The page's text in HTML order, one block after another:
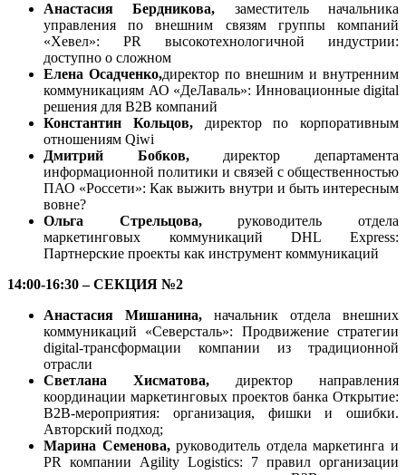
Анастасия Бердникова, заместитель начальника
управления по внешним связям группы компаний
«Хевел»: PR высокотехнологичной индустрии:
доступно о сложном
Елена Осадченко,директор по внешним и внутренним
коммуникациям АО «ДеЛаваль»: Инновационные digital
решения для В2В компаний
Константин Кольцов,директор по корпоративным
отношениям Qiwi
Дмитрий Бобков,директор департамента
информационной политики и связей с общественностью
ПАО «Россети»: Как выжить внутри и быть интересным
вовне?
Ольга Стрельцова,руководитель отдела
маркетинговых коммуникаций DHL Express:
Партнерские проекты как инструмент коммуникаций
14:00-16:30 – СЕКЦИЯ №2
Анастасия Мишанина, начальник отдела внешних
коммуникаций «Северсталь»: Продвижение стратегии
digital-трансформации компании из традиционной
отрасли
Светлана Хисматова, директор направления
координации маркетинговых проектов банка Открытие:
B2B-мероприятия: организация, фишки и ошибки.
Авторский подход;
Марина Семенова,руководитель отдела маркетинга и
PR компании Agility Logistics: 7 правил организации